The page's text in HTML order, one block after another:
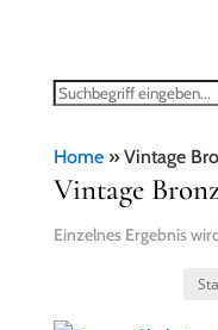
Home» Vintage
Vintage
Einzelnes Ergebnis